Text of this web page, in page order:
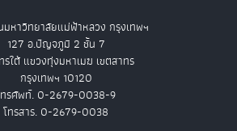
มหาวิทยาลัยแม่ฟ้าหลวง กรุงเทพฯ
127 อ.ปัญจภูมิ 2 ชั้น 7
รใต้ แขวงทุ่งมหาเมฆ เขตสาทร
กรุงเทพฯ 10120
รศัพท์. 0-2679-0038-9
โทรสาร. 0-2679-0038